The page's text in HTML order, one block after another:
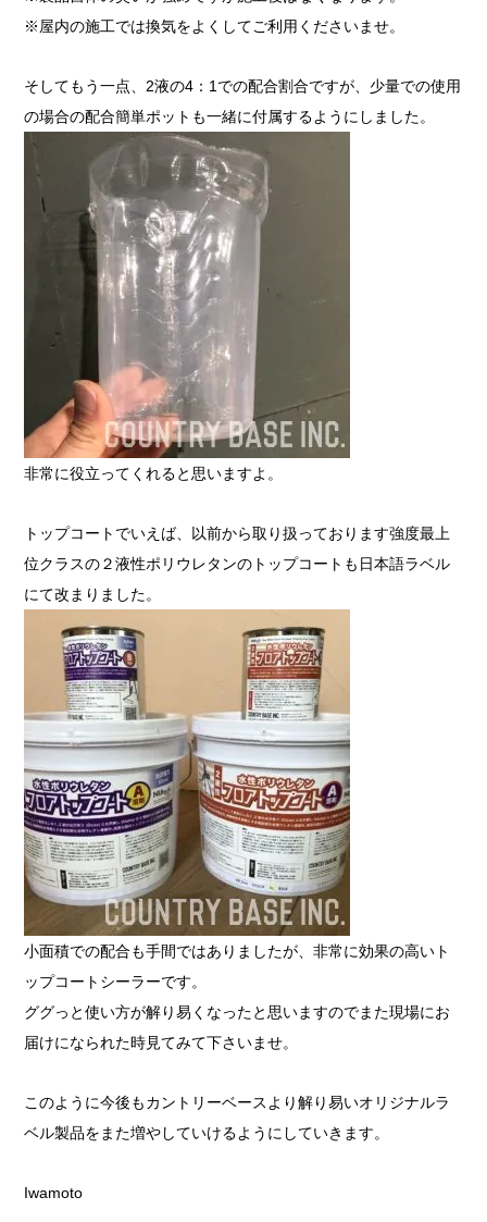
※屋内の施工では換気をよくしてご利用くださいませ。
そしてもう一点、2液の4：1での配合割合ですが、少量での使用
の場合の配合簡単ポットも一緒に付属するようにしました。
非常に役立ってくれると思いますよ。
トップコートでいえば、以前から取り扱っております強度最上
位クラスの２液性ポリウレタンのトップコートも日本語ラベル
にて改まりました。
小面積での配合も手間ではありましたが、非常に効果の高いト
ップコートシーラーです。
ググっと使い方が解り易くなったと思いますのでまた現場にお
届けになられた時見てみて下さいませ。
このように今後もカントリーベースより解り易いオリジナルラ
ベル製品をまた増やしていけるようにしていきます。
Iwamoto